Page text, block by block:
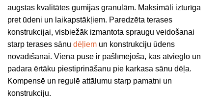
augstas kvalitātes gumijas granulām. Maksimāli izturīga
pret ūdeni un laikapstākļiem. Paredzēta terases
konstrukcijai, visbiežāk izmantota spraugu veidošanai
starp terases sānu dēļiem un konstrukciju ūdens
novadīšanai. Viena puse ir pašlīmējoša, kas atvieglo un
padara ērtāku piestiprināšanu pie karkasa sānu dēļa.
Kompensē un regulē attālumu starp pamatni un
konstrukciju.